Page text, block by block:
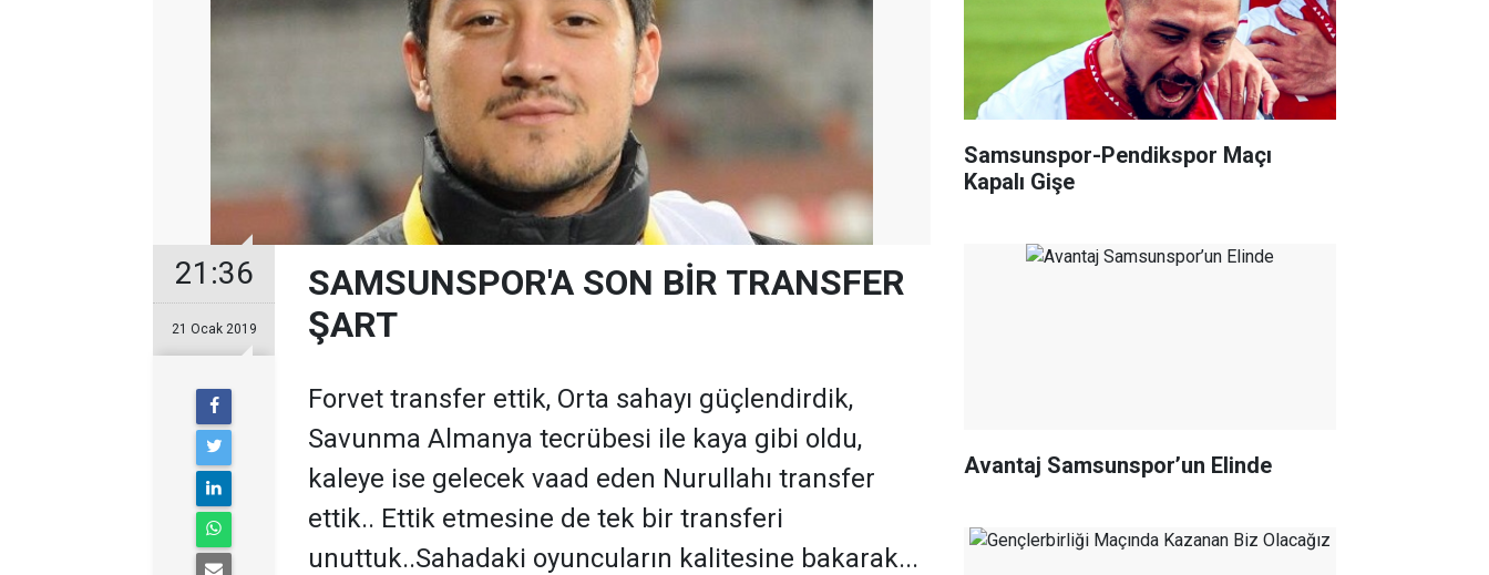
21:36
21 Ocak 2019
SAMSUNSPOR'A SON BİR TRANSFER
ŞART
Forvet transfer ettik, Orta sahayı güçlendirdik,
Savunma Almanya tecrübesi ile kaya gibi oldu,
kaleye ise gelecek vaad eden Nurullahı transfer
ettik.. Ettik etmesine de tek bir transferi
unuttuk..Sahadaki oyuncuların kalitesine bakarak...
Samsunspor-Pendikspor Maçı
Kapalı Gişe
Avantaj Samsunspor’un Elinde